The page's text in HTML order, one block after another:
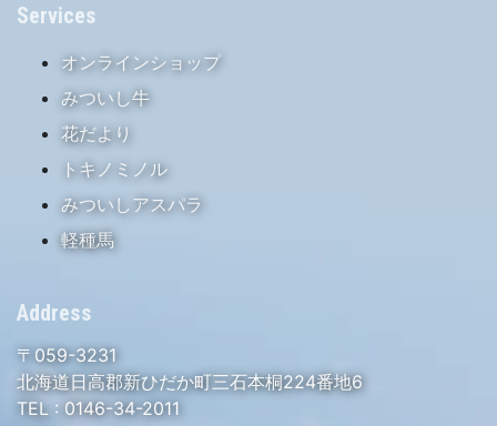
Services
オンラインショップ
みついし牛
花だより
トキノミノル
みついしアスパラ
軽種馬
Address
〒059-3231
北海道日高郡新ひだか町三石本桐224番地6
TEL : 0146-34-2011